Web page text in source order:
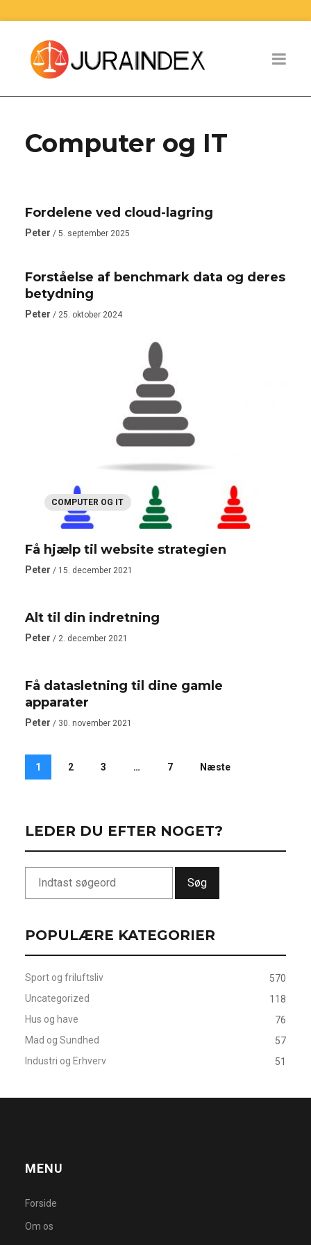
Computer og IT
Fordelene ved cloud-lagring
Peter / 5. september 2025
COMPUTER OG IT
Forståelse af benchmark data og deres
betydning
Peter / 25. oktober 2024
COMPUTER OG IT
Få hjælp til website strategien
Peter / 15. december 2021
COMPUTER OG IT
Alt til din indretning
Peter / 2. december 2021
COMPUTER OG IT
Få datasletning til dine gamle
apparater
Peter / 30. november 2021
1 2 3 … 7 Næste
LEDER DU EFTER NOGET?
Søg
POPULÆRE KATEGORIER
Sport og friluftsliv
570
Uncategorized
118
Hus og have
76
Mad og Sundhed
57
Industri og Erhverv
51
MENU
Forside
Om os